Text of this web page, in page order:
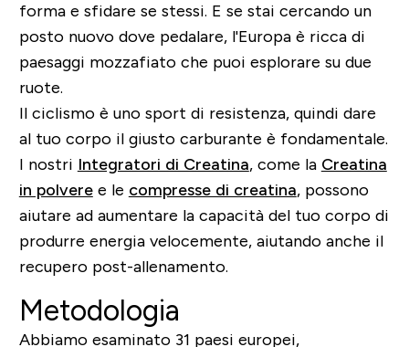
forma e sfidare se stessi. E se stai cercando un
posto nuovo dove pedalare, l'Europa è ricca di
paesaggi mozzafiato che puoi esplorare su due
ruote.
Il ciclismo è uno sport di resistenza, quindi dare
al tuo corpo il giusto carburante è fondamentale.
I nostri Integratori di Creatina, come la Creatina
in polveree le compresse di creatina, possono
aiutare ad aumentare la capacità del tuo corpo di
produrre energia velocemente, aiutando anche il
recupero post-allenamento.
Metodologia
Abbiamo esaminato 31 paesi europei,